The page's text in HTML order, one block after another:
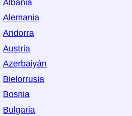
Albania
Alemania
Andorra
Austria
Azerbaiyán
Bielorrusia
Bosnia
Bulgaria